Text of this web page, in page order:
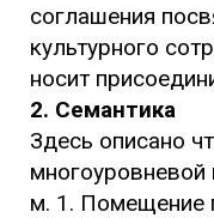
соглашения
культурного
носит
2. Семантика
Здесь описано
многоуровневой
м. 1. Помещение